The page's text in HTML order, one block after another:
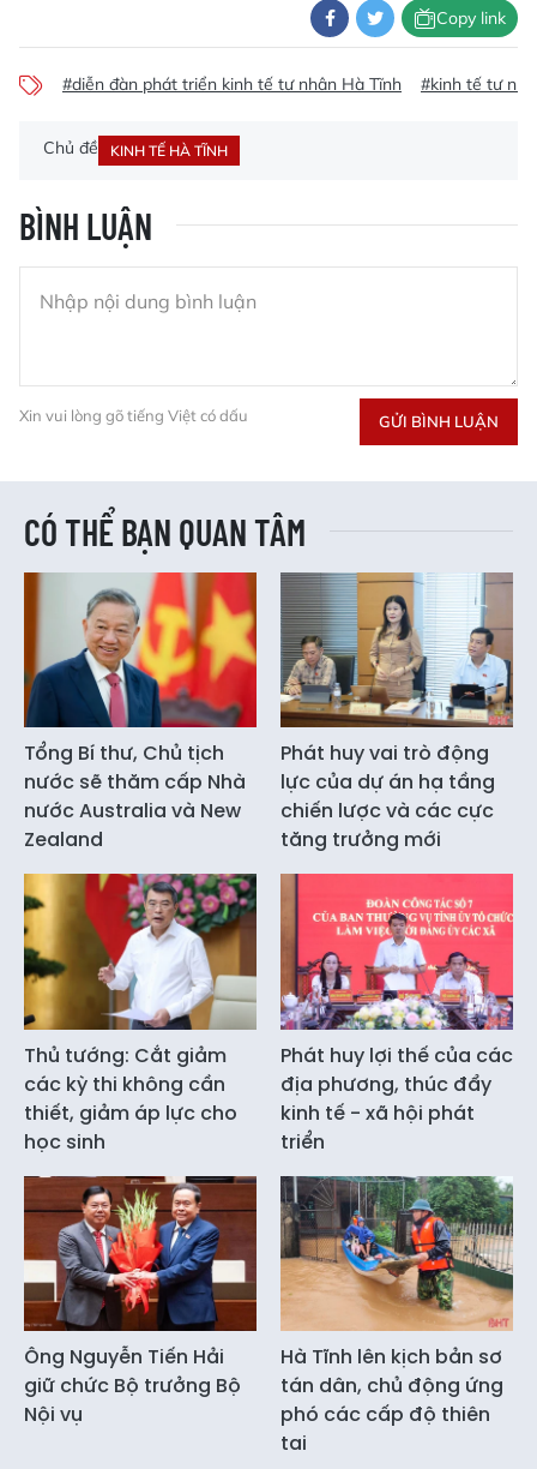
Copy link
#diễn đàn phát triển kinh tế tư nhân Hà Tĩnh #kinh tế tư
Chủ đề KINH TẾ HÀ TĨNH
BÌNH LUẬN
Xin vui lòng gõ tiếng Việt có dấu GỬI BÌNH LUẬN
CÓ THỂ BẠN QUAN TÂM
Tổng Bí thư, Chủ tịch
nước sẽ thăm cấp Nhà
nước Australia và New
Zealand
Phát huy vai trò động
lực của dự án hạ tầng
chiến lược và các cực
tăng trưởng mới
Thủ tướng: Cắt giảm
các kỳ thi không cần
thiết, giảm áp lực cho
học sinh
Phát huy lợi thế của các
địa phương, thúc đẩy
kinh tế - xã hội phát
triển
Ông Nguyễn Tiến Hải
giữ chức Bộ trưởng Bộ
Nội vụ
Hà Tĩnh lên kịch bản sơ
tán dân, chủ động ứng
phó các cấp độ thiên
tai